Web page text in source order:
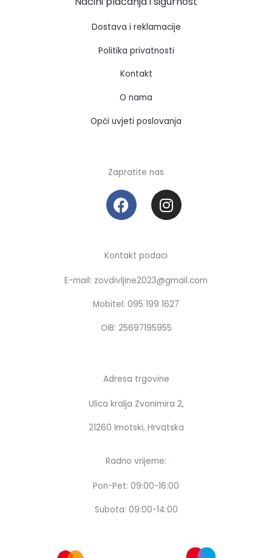
Dostava i reklamacije
Politika privatnosti
Kontakt
O nama
Opći uvjeti poslovanja
Zapratite nas
F
a
c
b
o
o
k
I
n
s
a
g
r
a
m
Kontakt podaci
E-mail: zovdivljine2023@gmail.com
Mobitel: 095 199 1627
OIB: 25697195955
Adresa trgovine
Ulica kralja Zvonimira 2,
21260 Imotski, Hrvatska
Radno vrijeme:
Pon-Pet: 09:00-16:00
Subota: 09:00-14:00